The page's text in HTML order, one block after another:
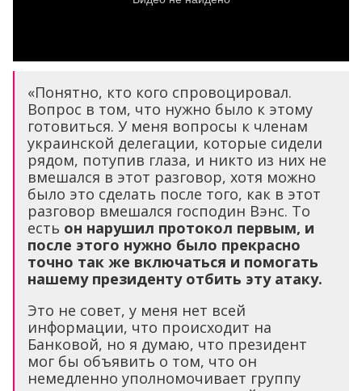
«Понятно, кто кого спровоцировал.
Вопрос в том, что нужно было к этому
готовиться. У меня вопросы к членам
украинской делегации, которые сидели
рядом, потупив глаза, и никто из них не
вмешался в этот разговор, хотя можно
было это сделать после того, как в этот
разговор вмешался господин Вэнс. То
есть он нарушил протокол первым, и
после этого нужно было прекрасно
точно так же включаться и помогать
нашему президенту отбить эту атаку.
Это не совет, у меня нет всей
информации, что происходит на
Банковой, но я думаю, что президент
мог бы объявить о том, что он
немедленно уполномочивает группу